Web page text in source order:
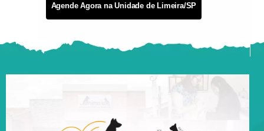
Agende Agora na Unidade de Limeira/SP